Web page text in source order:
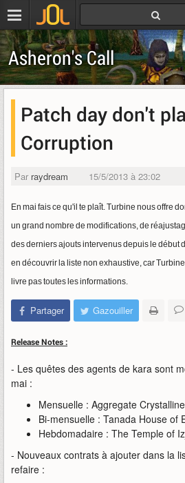
Asheron's Call
Patch day don't
Corruption
Par raydream 15/5/2013 à 23:02
En mai fais ce qu'il te plaît. Turbine nous offre
un grand nombre de modifications, de
des derniers ajouts intervenus depuis le début
en découvrir la liste non exhaustive, car
livre pas toutes les informations.
Partager Gazouiller
Release Notes :
- Les quêtes des agents de kara sont
mai :
Mensuelle : Aggregate
Bi-mensuelle : Tanada House of
Hebdomadaire : The Temple of
- Nouveaux contrats à ajouter dans la
refaire :